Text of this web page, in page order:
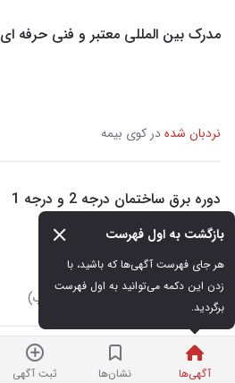
آگهی‌ها
بازگشت به اول فهرست
برگردید.
نشان‌ها ثبت آگهی
مدرک بین المللی معتبر و فنی حرفه ای
نردبان شدهدر کوی بیمه
دوره برق ساختمان درجه 2 و درجه 1
آموزش هوشمندسازی
نردبان شده در فلسطین (میدان انقلاب)
دوره آموزش کاربردی برق و اتوماسیون